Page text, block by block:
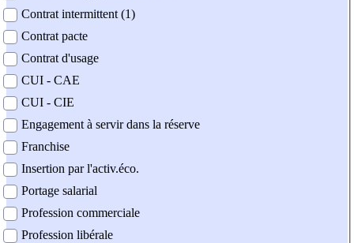
Contrat intermittent (1)
Contrat pacte
Contrat d'usage
CUI - CAE
CUI - CIE
Engagement à servir dans la réserve
Franchise
Insertion par l'activ.éco.
Portage salarial
Profession commerciale
Profession libérale